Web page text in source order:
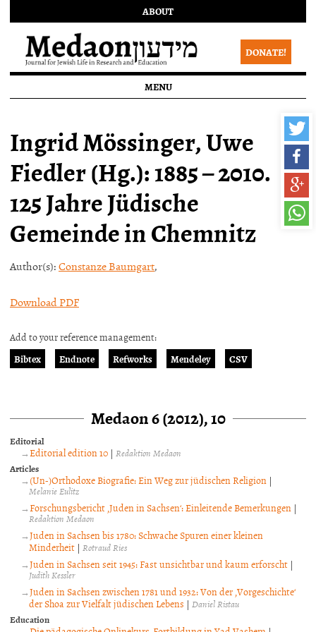
ABOUT
DONATE!
MENU
Ingrid Mössinger, Uwe
Fiedler (Hg.): 1885 – 2010.
125 Jahre Jüdische
Gemeinde in Chemnitz
Author(s):Constanze Baumgart,
Download PDF
Add to your reference management:
Bibtex
Endnote Refworks Mendeley CSV
Medaon 6 (2012), 10
Editorial
Editorial edition 10 |Redaktion Medaon
Articles
(Un-)Orthodoxe Biografie: Ein Weg zur jüdischen Religion |
Melanie Eulitz
Forschungsbericht ‚Juden in Sachsen‘: Einleitende Bemerkungen |
Redaktion Medaon
Juden in Sachsen bis 1780: Schwache Spuren einer kleinen
Minderheit | Rotraud Ries
Juden in Sachsen seit 1945: Fast unsichtbar und kaum erforscht |
Judith Kessler
Juden in Sachsen zwischen 1781 und 1932: Von der ‚Vorgeschichte‘
der Shoa zur Vielfalt jüdischen Lebens | Daniel Ristau
Education